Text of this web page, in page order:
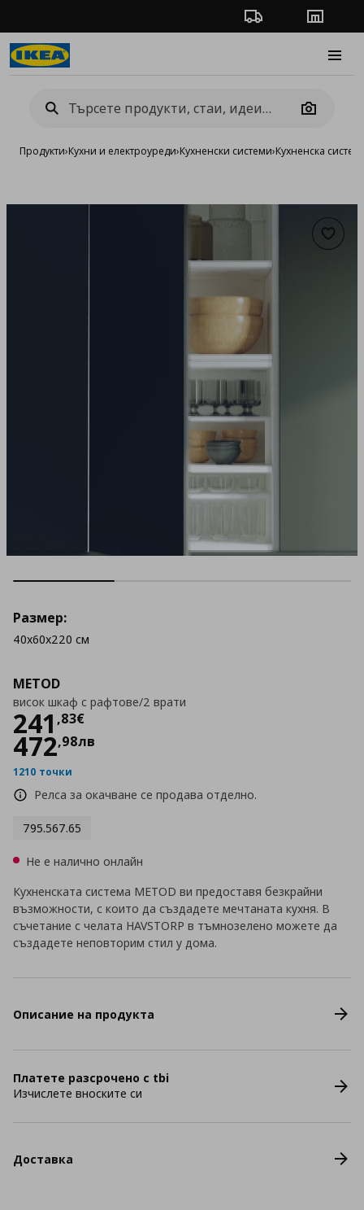
Проследяване на
Camera
Продукти›Кухни и електроуреди›Кухненски системи›Кухненска
METOD
висок шкаф с рафтове/2 врати
241 ,83€
Цена
472,98лв
1210 точки
Релса за окачване се продава отделно.
795.567.65
Размер:
40x60x220 см
Не е налично онлайн
Кухненската система METOD ви предоставя безкрайни
възможности, с които да създадете мечтаната кухня. В
съчетание с челата HAVSTORP в тъмнозелено можете да
създадете неповторим стил у дома.
Описание на продукта
Платете разсрочено с tbi
Изчислете вноските си
Доставка